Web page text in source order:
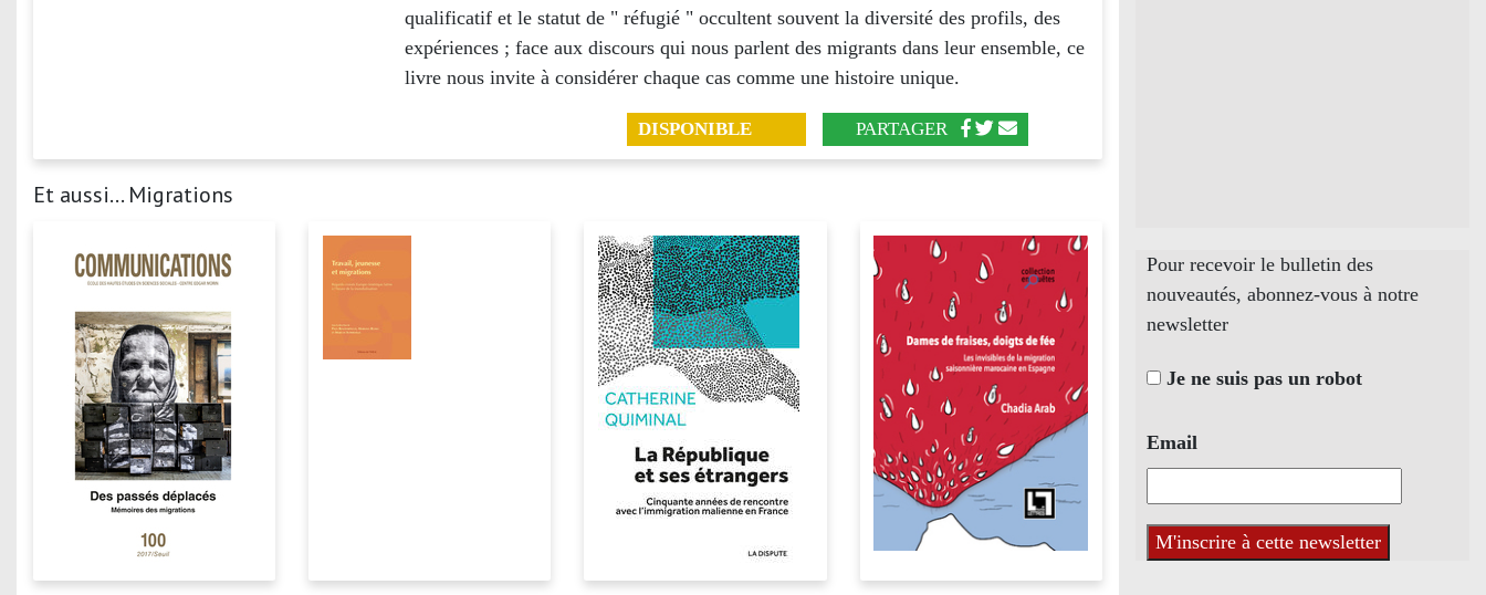
qualificatif et le statut de " réfugié " occultent souvent la diversité des profils, des
expériences ; face aux discours qui nous parlent des migrants dans leur ensemble, ce
livre nous invite à considérer chaque cas comme une histoire unique.
DISPONIBLE PARTAGER
Et aussi... Migrations
Pour recevoir le bulletin des
nouveautés, abonnez-vous à notre
newsletter
Je ne suis pas un robot
Email